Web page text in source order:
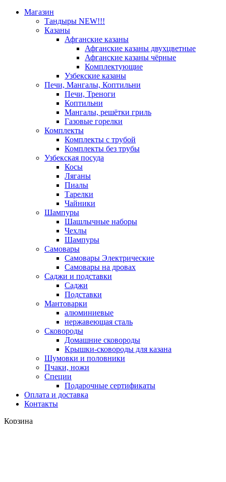
Магазин
Тандыры NEW!!!
Казаны
Афганские казаны
Афганские казаны двухцветные
Афганские казаны чёрные
Комплектующие
Узбекские казаны
Печи, Мангалы, Коптильни
Печи, Треноги
Коптильни
Мангалы, решётки гриль
Газовые горелки
Комплекты
Комплекты с трубой
Комплекты без трубы
Узбекская посуда
Косы
Ляганы
Пиалы
Тарелки
Чайники
Шампуры
Шашлычные наборы
Чехлы
Шампуры
Самовары
Самовары Электрические
Самовары на дровах
Саджи и подставки
Саджи
Подставки
Мантоварки
алюминиевые
нержавеющая сталь
Сковороды
Домашние сковороды
Крышки-сковороды для казана
Шумовки и половники
Пчаки, ножи
Специи
Подарочные сертификаты
Оплата и доставка
Контакты
Корзина